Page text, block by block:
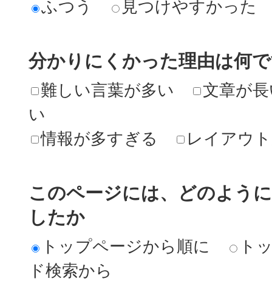
ふつう 見つけやすかった
分かりにくかった理由は何
難しい言葉が多い
文章が
い
情報が多すぎる
レイアウ
このページには、どのよう
したか
トップページから順に
ト
ド検索から